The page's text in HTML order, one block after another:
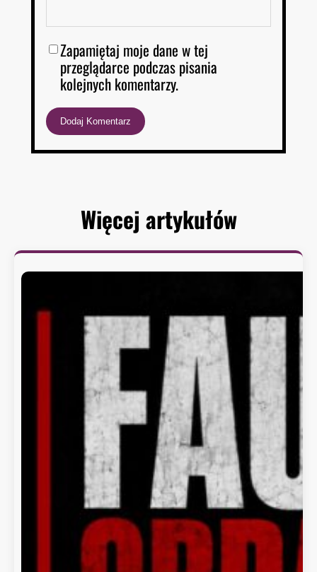
Zapamiętaj moje dane w tej
przeglądarce podczas pisania
kolejnych komentarzy.
Więcej artykułów